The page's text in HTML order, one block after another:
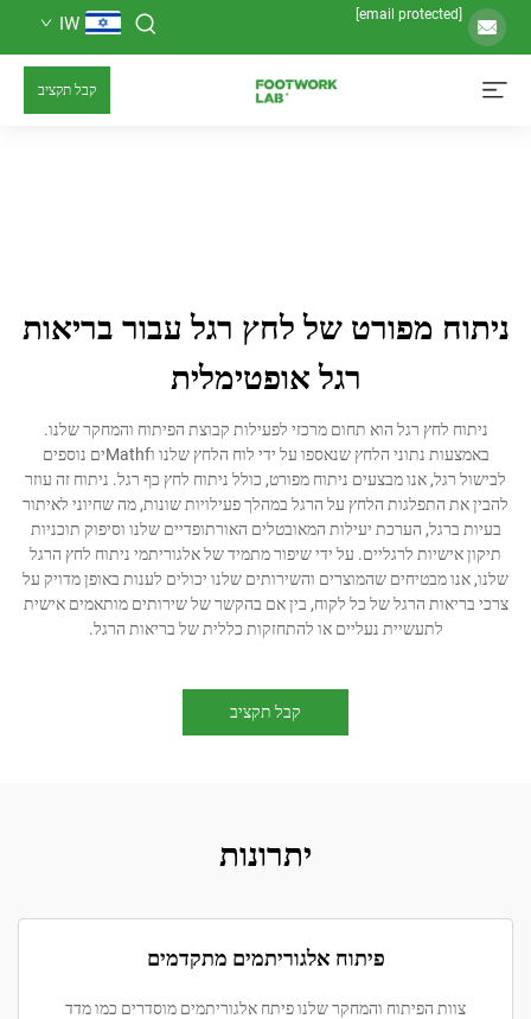
IW
מפורט של לחץ רגל עבור בריאות
רגל אופטימלית
רגל הוא תחום מרכזי לפעילות קבוצת הפיתוח והמחקר שלנו.
באמצעות נתוני הלחץ שנאספו על ידי לוח הלחץ שלנו וMathfים נוספים
אנו מבצעים ניתוח מפורט, כולל ניתוח לחץ כף רגל. ניתוח זה עוזר
הלחץ על הרגל במהלך פעילויות שונות, מה שחיוני לאיתור
הערכת יעילות המאובטלים האורתופדיים שלנו וסיפוק תוכניות
לרגליים. על ידי שיפור מתמיד של אלגוריתמי ניתוח לחץ הרגל
שהמוצרים והשירותים שלנו יכולים לענות באופן מדויק על
הרגל של כל לקוח, בין אם בהקשר של שירותים מותאמים אישית
לתעשיית נעליים או להתחזקות כללית של בריאות הרגל.
יתרונות
פיתוח אלגוריתמים מתקדמים
הפיתוח והמחקר שלנו פיתח אלגוריתמים מוסדרים כמו מדד